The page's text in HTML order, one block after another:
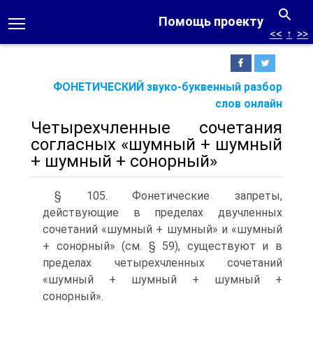
Помощь проекту
ФОНЕТИЧЕСКИЙ звуко-буквенный разбор
слов онлайн
<< ↑ >>
Четырехчленные сочетания
согласных «шумный + шумный
+ шумный + сонорный»
§ 105. Фонетические запреты,
действующие в пределах двучленных
сочетаний «шумный + шумный» и «шумный
+ сонорный» (см. § 59), существуют и в
пределах четырехчленных сочетаний
«шумный + шумный + шумный +
сонорный».